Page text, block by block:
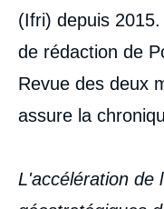
(Ifri) depuis
de rédaction de
Revue des deux
assure la
L'accélération de